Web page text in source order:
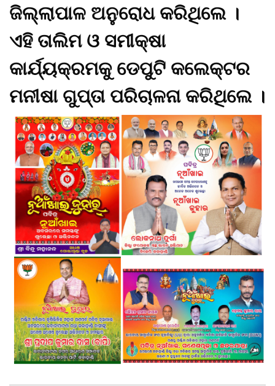
ଜିଲ୍ଲାପାଳ ଅନୁରୋଧ କରିଥିଲେ ।
ଏହି ତାଲିମ ଓ ସମୀକ୍ଷା
କାର୍ଯ୍ୟକ୍ରମକୁ ଡେପୁଟି କଲେକ୍ଟର
ମନୀଷା ଗୁପ୍ତା ପରିଚାଳନା କରିଥିଲେ ।